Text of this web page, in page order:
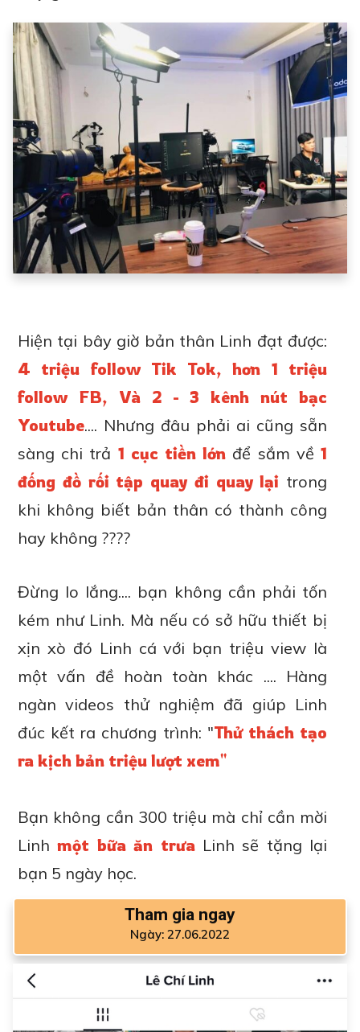
Hiện tại bây giờ bản thân Linh đạt được:
4 triệu follow Tik Tok, hơn 1 triệu
follow FB, Và 2 - 3 kênh nút bạc
Youtube.... Nhưng đâu phải ai cũng sẵn
sàng chi trả 1 cục tiền lớn để sắm về1
đống đồ rối tập quay đi quay lại trong
khi không biết bản thân có thành công
hay không ????
Đừng lo lắng.... bạn không cần phải tốn
kém như Linh. Mà nếu có sở hữu thiết bị
xịn xò đó Linh cá với bạn triệu view là
một vấn đề hoàn toàn khác .... Hàng
ngàn videos thử nghiệm đã giúp Linh
đúc kết ra chương trình: "Thử thách tạo
ra kịch bản triệu lượt xem"
Bạn không cần 300 triệu mà chỉ cần mời
Linhmột bữa ăn trưaLinh sẽ tặng lại
bạn 5 ngày học.
Tham gia ngay
Ngày: 27.06.2022